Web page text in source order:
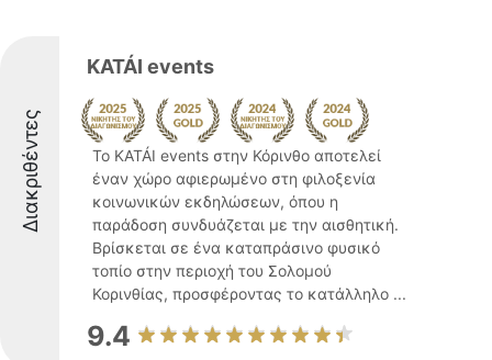
Διακριθέντες
KATÁI events
Το KATÁI events στην Κόρινθο αποτελεί
έναν χώρο αφιερωμένο στη φιλοξενία
κοινωνικών εκδηλώσεων, όπου η
παράδοση συνδυάζεται με την αισθητική.
Βρίσκεται σε ένα καταπράσινο φυσικό
τοπίο στην περιοχή του Σολομού
Κορινθίας, προσφέροντας το κατάλληλο ...
9.4